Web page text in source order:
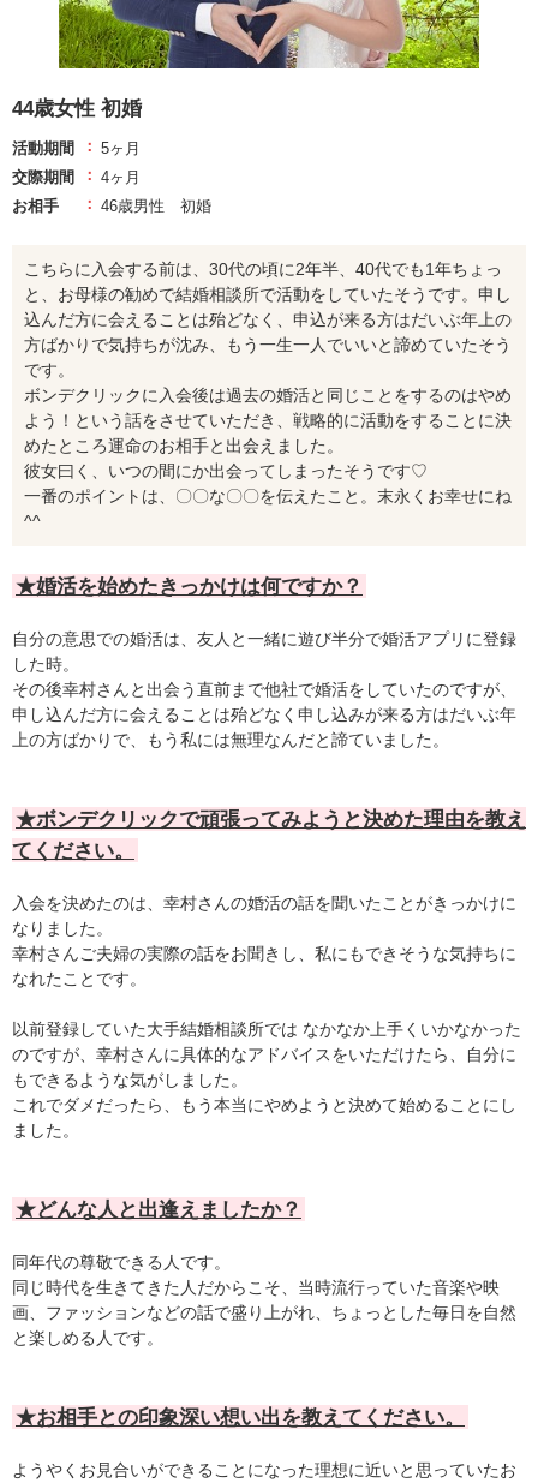
44歳女性 初婚
活動期間
5ヶ月
交際期間
4ヶ月
お相手
46歳男性 初婚
こちらに入会する前は、30代の頃に2年半、40代でも1年ちょっ
と、お母様の勧めで結婚相談所で活動をしていたそうです。申し
込んだ方に会えることは殆どなく、申込が来る方はだいぶ年上の
方ばかりで気持ちが沈み、もう一生一人でいいと諦めていたそう
です。
ボンデクリックに入会後は過去の婚活と同じことをするのはやめ
よう！という話をさせていただき、戦略的に活動をすることに決
めたところ運命のお相手と出会えました。
彼女曰く、いつの間にか出会ってしまったそうです♡
一番のポイントは、〇〇な〇〇を伝えたこと。末永くお幸せにね
^^
★婚活を始めたきっかけは何ですか？
自分の意思での婚活は、友人と一緒に遊び半分で婚活アプリに登録
した時。
その後幸村さんと出会う直前まで他社で婚活をしていたのですが、
申し込んだ方に会えることは殆どなく申し込みが来る方はだいぶ年
上の方ばかりで、もう私には無理なんだと諦ていました。
★ボンデクリックで頑張ってみようと決めた理由を教え
てください。
入会を決めたのは、幸村さんの婚活の話を聞いたことがきっかけに
なりました。
幸村さんご夫婦の実際の話をお聞きし、私にもできそうな気持ちに
なれたことです。
以前登録していた大手結婚相談所では なかなか上手くいかなかった
のですが、幸村さんに具体的なアドバイスをいただけたら、自分に
もできるような気がしました。
これでダメだったら、もう本当にやめようと決めて始めることにし
ました。
★どんな人と出逢えましたか？
同年代の尊敬できる人です。
同じ時代を生きてきた人だからこそ、当時流行っていた音楽や映
画、ファッションなどの話で盛り上がれ、ちょっとした毎日を自然
と楽しめる人です。
★お相手との印象深い想い出を教えてください。
ようやくお見合いができることになった理想に近いと思っていたお